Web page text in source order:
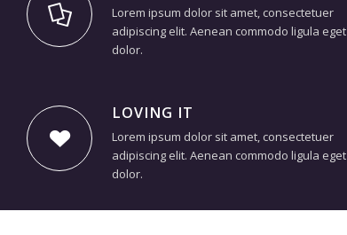
Lorem ipsum dolor sit amet, consectetuer
adipiscing elit. Aenean commodo ligula eget
dolor.
LOVING IT
Lorem ipsum dolor sit amet, consectetuer
adipiscing elit. Aenean commodo ligula eget
dolor.